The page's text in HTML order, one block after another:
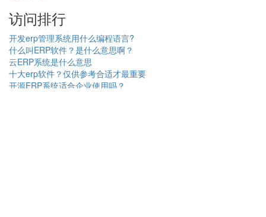
访问排行
开发erp管理系统用什么编程语言?
什么叫ERP软件？是什么意思啊？
云ERP系统是什么意思
十大erp软件？仅供参考合适才最重要
开源ERP系统适合企业使用吗？